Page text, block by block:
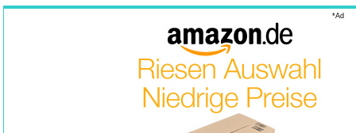
funkyhome
Ich befürchte, da haben zu viele an der Bestellung
Mal sehen, ob die Markise besser klappt ... man soll die
Mich wundert nur immer wieder, dass es trotz oder
Routine nie so klappt, wie es eigentlich sollte.
Aus eigener Erfahrung war hier eindeutig dein Eindruck
*Ad